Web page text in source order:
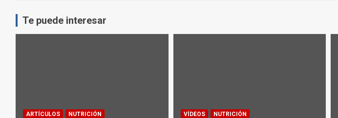
Te puede interesar
ARTÍCULOS NUTRICIÓN VÍDEOS NUTRICIÓN